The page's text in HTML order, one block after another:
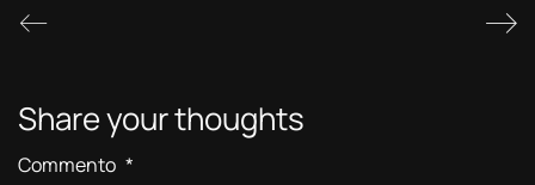
Share your thoughts
Commento *